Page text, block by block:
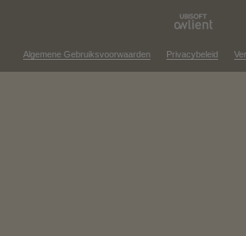
Algemene Gebruiksvoorwaarden Privacybeleid